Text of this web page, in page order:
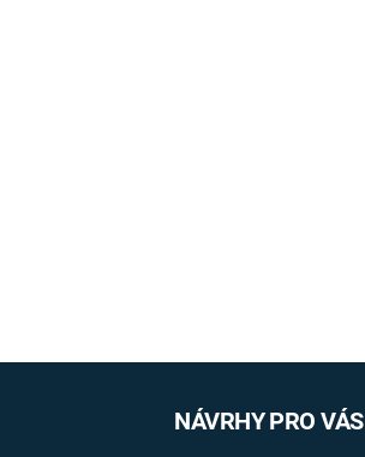
NÁVRHY PRO VÁS